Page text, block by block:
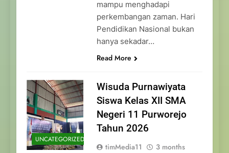
mampu menghadapi
perkembangan zaman. Hari
Pendidikan Nasional bukan
hanya sekadar…
Read More
UNCATEGORIZED
Wisuda Purnawiyata
Siswa Kelas XII SMA
Negeri 11 Purworejo
Tahun 2026
timMedia11
3 months